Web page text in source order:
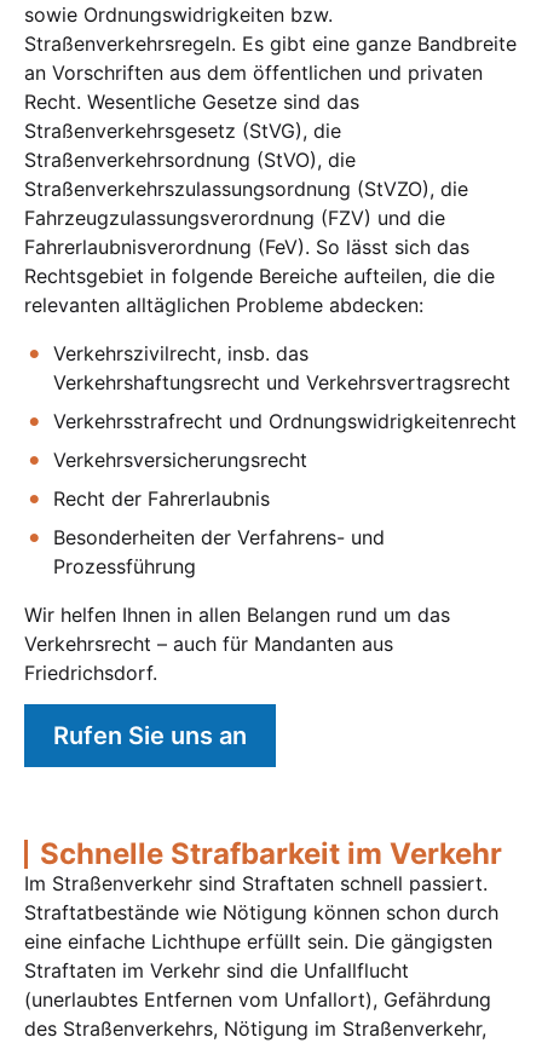
sowie Ordnungswidrigkeiten bzw.
Straßenverkehrsregeln. Es gibt eine ganze Bandbreite
an Vorschriften aus dem öffentlichen und privaten
Recht. Wesentliche Gesetze sind das
Straßenverkehrsgesetz (StVG), die
Straßenverkehrsordnung (StVO), die
Straßenverkehrszulassungsordnung (StVZO), die
Fahrzeugzulassungsverordnung (FZV) und die
Fahrerlaubnisverordnung (FeV). So lässt sich das
Rechtsgebiet in folgende Bereiche aufteilen, die die
relevanten alltäglichen Probleme abdecken:
Verkehrszivilrecht, insb. das
Verkehrshaftungsrecht und Verkehrsvertragsrecht
Verkehrsstrafrecht und Ordnungswidrigkeitenrecht
Verkehrsversicherungsrecht
Recht der Fahrerlaubnis
Besonderheiten der Verfahrens- und
Prozessführung
Wir helfen Ihnen in allen Belangen rund um das
Verkehrsrecht – auch für Mandanten aus
Friedrichsdorf.
Rufen Sie uns an
Schnelle Strafbarkeit im Verkehr
Im Straßenverkehr sind Straftaten schnell passiert.
Straftatbestände wie Nötigung können schon durch
eine einfache Lichthupe erfüllt sein. Die gängigsten
Straftaten im Verkehr sind die Unfallflucht
(unerlaubtes Entfernen vom Unfallort), Gefährdung
des Straßenverkehrs, Nötigung im Straßenverkehr,